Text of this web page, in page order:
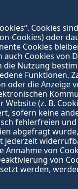
Cookies
Cookies) oder
Cookies
Cookies
Nutzung
die Anzeige
(z. B.
sofern keine
fehlerfreien
abgefragt
jederzeit
von
von
werden,